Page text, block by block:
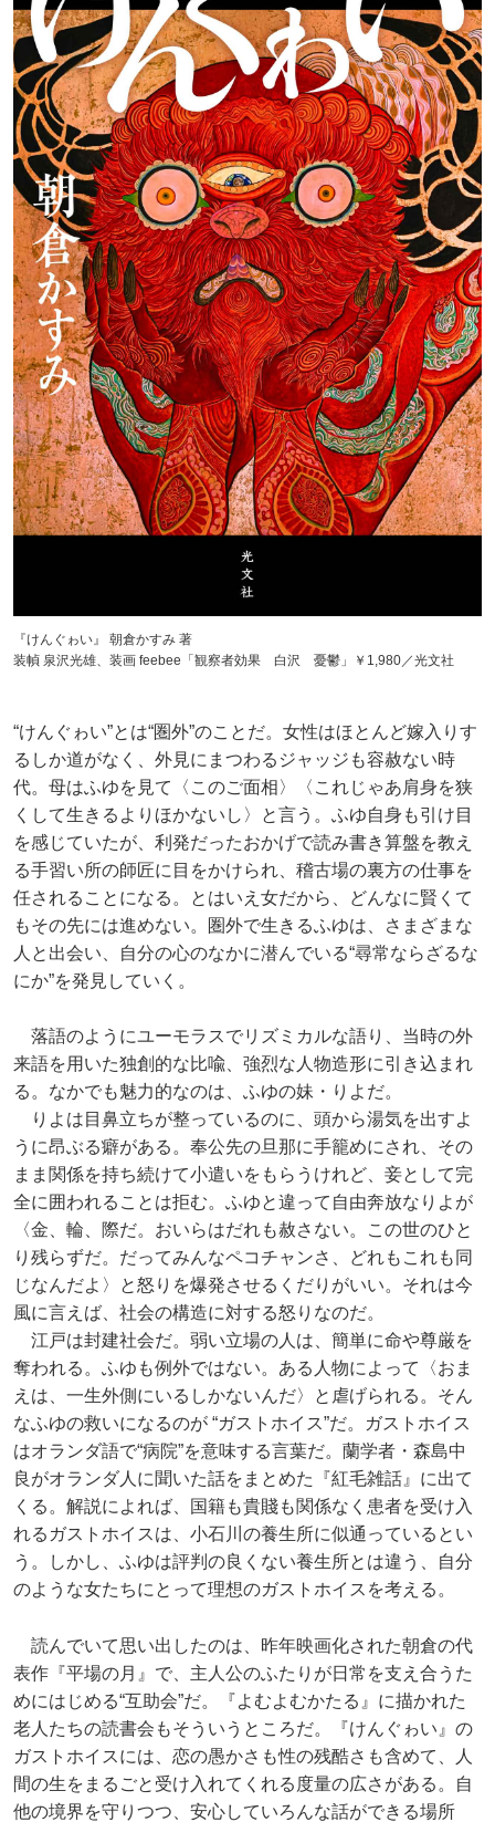
『けんぐゎい』 朝倉かすみ 著
装幀 泉沢光雄、装画 feebee「観察者効果 白沢 憂鬱」￥1,980／光文社
“けんぐゎい”とは“圏外”のことだ。女性はほとんど嫁入りす
るしか道がなく、外見にまつわるジャッジも容赦ない時
代。母はふゆを見て〈このご面相〉〈これじゃあ肩身を狭
くして生きるよりほかないし〉と言う。ふゆ自身も引け目
を感じていたが、利発だったおかげで読み書き算盤を教え
る手習い所の師匠に目をかけられ、稽古場の裏方の仕事を
任されることになる。とはいえ女だから、どんなに賢くて
もその先には進めない。圏外で生きるふゆは、さまざまな
人と出会い、自分の心のなかに潜んでいる“尋常ならざるな
にか”を発見していく。
落語のようにユーモラスでリズミカルな語り、当時の外
来語を用いた独創的な比喩、強烈な人物造形に引き込まれ
る。なかでも魅力的なのは、ふゆの妹・りよだ。
りよは目鼻立ちが整っているのに、頭から湯気を出すよ
うに昂ぶる癖がある。奉公先の旦那に手籠めにされ、その
まま関係を持ち続けて小遣いをもらうけれど、妾として完
全に囲われることは拒む。ふゆと違って自由奔放なりよが
〈金、輪、際だ。おいらはだれも赦さない。この世のひと
り残らずだ。だってみんなペコチャンさ、どれもこれも同
じなんだよ〉と怒りを爆発させるくだりがいい。それは今
風に言えば、社会の構造に対する怒りなのだ。
江戸は封建社会だ。弱い立場の人は、簡単に命や尊厳を
奪われる。ふゆも例外ではない。ある人物によって〈おま
えは、一生外側にいるしかないんだ〉と虐げられる。そん
なふゆの救いになるのが “ガストホイス”だ。ガストホイス
はオランダ語で“病院”を意味する言葉だ。蘭学者・森島中
良がオランダ人に聞いた話をまとめた『紅毛雑話』に出て
くる。解説によれば、国籍も貴賤も関係なく患者を受け入
れるガストホイスは、小石川の養生所に似通っているとい
う。しかし、ふゆは評判の良くない養生所とは違う、自分
のような女たちにとって理想のガストホイスを考える。
読んでいて思い出したのは、昨年映画化された朝倉の代
表作『平場の月』で、主人公のふたりが日常を支え合うた
めにはじめる“互助会”だ。『よむよむかたる』に描かれた
老人たちの読書会もそういうところだ。『けんぐゎい』の
ガストホイスには、恋の愚かさも性の残酷さも含めて、人
間の生をまるごと受け入れてくれる度量の広さがある。自
他の境界を守りつつ、安心していろんな話ができる場所